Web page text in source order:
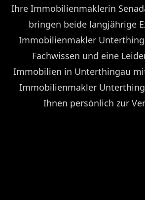
Ihre Immobilienmaklerin
bringen beide langjährige
Immobilienmakler
Fachwissen und eine
Immobilien in Unterthingau
Immobilienmakler
Ihnen persönlich zur